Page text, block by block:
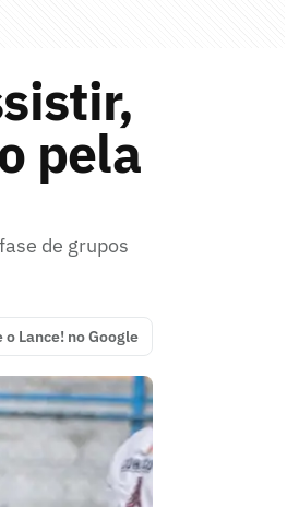
pela
de grupos
o Lance! no Google